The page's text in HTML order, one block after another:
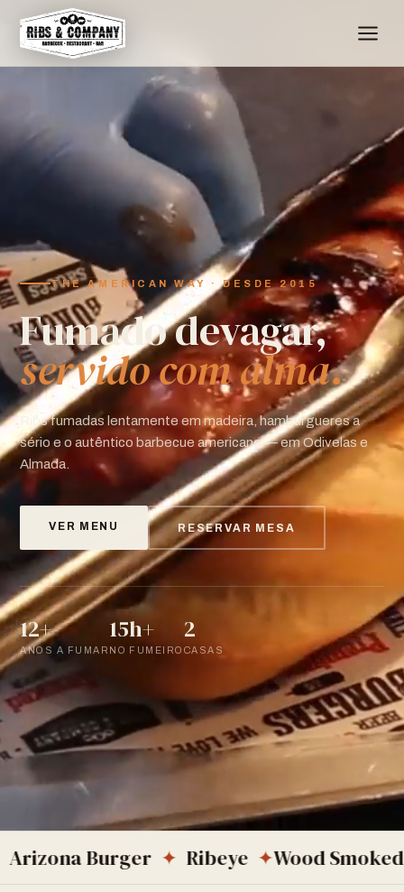
THE AMERICAN WAY · DESDE 2015
Fumado devagar,
servido com alma.
Ribs fumadas lentamente em madeira, hambúrgueres a
sério e o autêntico barbecue americano — em Odivelas e
Almada.
VER MENU RESERVAR MESA
12+
ANOS A FUMAR
15h+
NO FUMEIRO
2
CASAS
Burger✦Ribeye✦Wood Smoked BBQ